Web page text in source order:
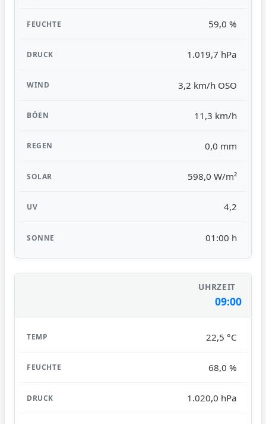
59,0 %
1.019,7 hPa
3,2 km/h OSO
11,3 km/h
0,0 mm
598,0 W/m²
4,2
01:00 h
09:00
22,5 °C
68,0 %
1.020,0 hPa